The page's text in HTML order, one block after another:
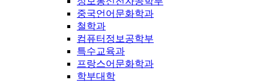
중국언어문화학과
철학과
컴퓨터정보공학부
특수교육과
프랑스어문화학과
학부대학